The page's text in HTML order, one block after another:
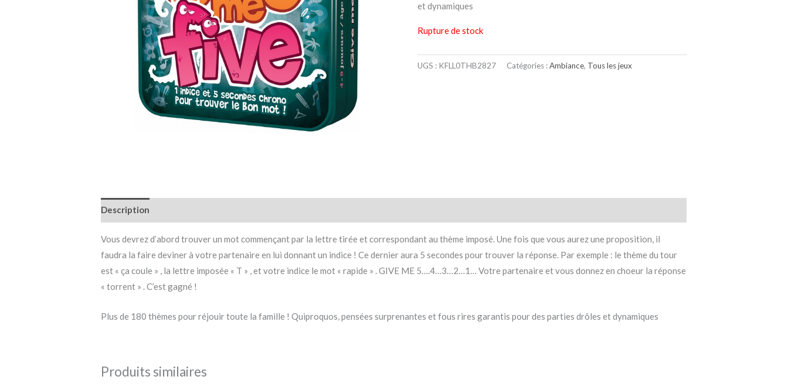
et dynamiques
Rupture de stock
UGS : KFLL0THB2827 Catégories :Ambiance, Tous les jeux
Description
Vous devrez d’abord trouver un mot commençant par la lettre tirée et correspondant au thème imposé. Une fois que vous aurez une proposition, il
faudra la faire deviner à votre partenaire en lui donnant un indice ! Ce dernier aura 5 secondes pour trouver la réponse. Par exemple : le thème du tour
est « ça coule » , la lettre imposée « T » , et votre indice le mot « rapide » . GIVE ME 5….4…3…2…1… Votre partenaire et vous donnez en choeur la réponse
« torrent » . C’est gagné !
Plus de 180 thèmes pour réjouir toute la famille ! Quiproquos, pensées surprenantes et fous rires garantis pour des parties drôles et dynamiques
Produits similaires